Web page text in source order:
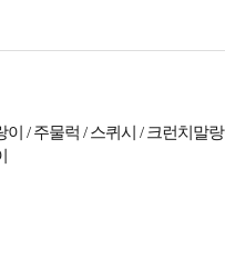
이 / 주물럭 / 스퀴시 / 크런치말